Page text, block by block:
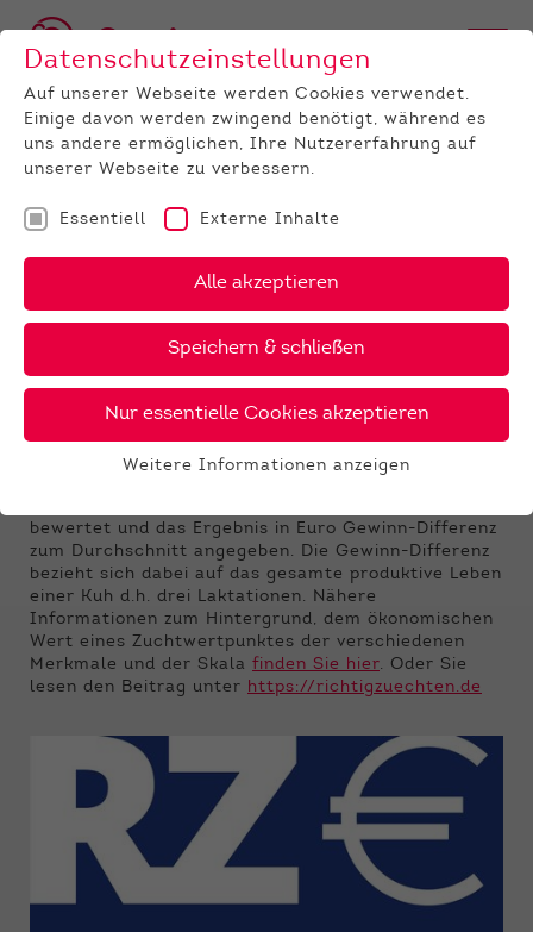
UNTERNEHMEN News
Die Wirtschaftlichkeit im Blick
Der neue RZ€
Mit der Veröffentlichung der Zuchtwerte am 11.
August 2020 wird - zusätzlich zum RZG - ein neuer
bewertet und das Ergebnis in Euro Gewinn-Differenz
zum Durchschnitt angegeben. Die Gewinn-Differenz
bezieht sich dabei auf das gesamte produktive Leben
einer Kuh d.h. drei Laktationen. Nähere
Informationen zum Hintergrund, dem ökonomischen
Wert eines Zuchtwertpunktes der verschiedenen
Merkmale und der Skala finden Sie hier. Oder Sie
lesen den Beitrag unter https://richtigzuechten.de
Datenschutzeinstellungen
Auf unserer Webseite werden Cookies verwendet.
Einige davon werden zwingend benötigt, während es
uns andere ermöglichen, Ihre Nutzererfahrung auf
unserer Webseite zu verbessern.
Essentiell Externe Inhalte
Alle akzeptieren
Speichern & schließen
Nur essentielle Cookies akzeptieren
Funktionen der Webseite benötigt. Dadurch ist
gewährleistet, dass die Webseite einwandfrei
funktioniert.
Name cookie_optin
Anbieter Qnetics
Laufzeit 1 Jahr
Cookie Einstellungen speichern
Cookie-Informationen anzeigen
Externe Inhalte
Inhalte, um Ihnen zusätzliche Informationen
anzubieten.
Weitere Informationen anzeigen